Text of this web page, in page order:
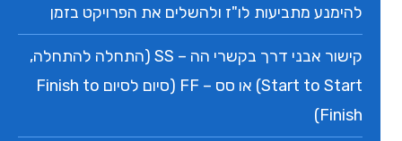
להימנע מתביעות לו"ז ולהשלים את הפרויקט בזמן
קישור אבני דרך בקשרי הה – SS (התחלה להתחלה,
Start to Start) או סס – FF (סיום לסיום Finish to
Finish)